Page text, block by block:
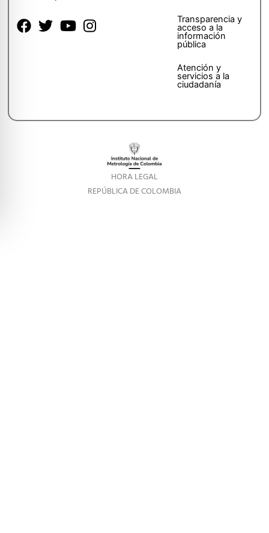
Transparencia y
acceso a la
información
pública
Atención y
servicios a la
ciudadanía
HORA LEGAL
REPÚBLICA DE COLOMBIA